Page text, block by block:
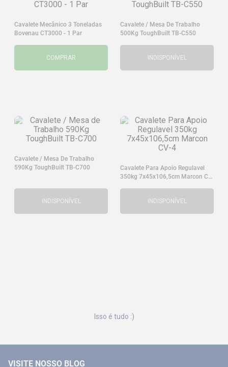
Cavalete Mecânico 3 Toneladas
Bovenau CT3000 - 1 Par
COMPRAR
Cavalete / Mesa De Trabalho
500Kg ToughBuilt TB-C550
INDISPONÍVEL
Cavalete / Mesa De Trabalho
590Kg ToughBuilt TB-C700
INDISPONÍVEL
Cavalete Para Apoio Regulavel
350kg 7x45x106,5cm Marcon CV-
INDISPONÍVEL
Isso é tudo :)
VISITE NOSSO BLOG